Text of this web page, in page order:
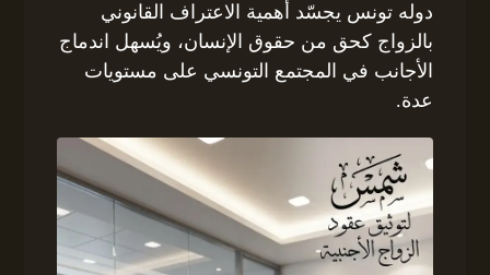
دوله تونس يجسّد أهمية الاعتراف القانوني
بالزواج كحق من حقوق الإنسان، ويُسهل اندماج
الأجانب في المجتمع التونسي على مستويات
عدة.